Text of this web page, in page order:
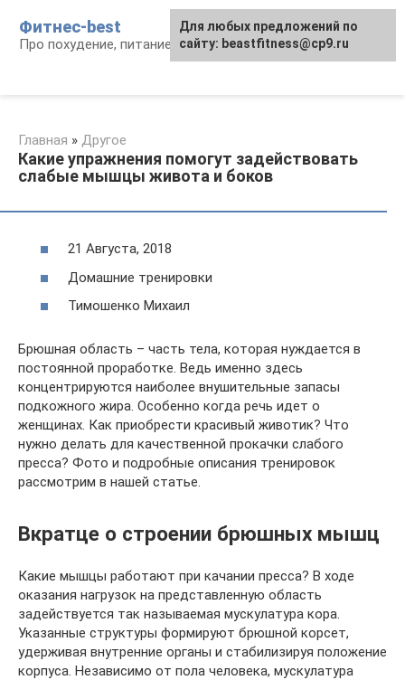
контенту
Фитнес-best
Про похудение, питание и фитнес
Главная » Другое
Какие упражнения помогут задействовать
слабые мышцы живота и боков
21 Августа, 2018
Домашние тренировки
Тимошенко Михаил
Брюшная область – часть тела, которая нуждается в
постоянной проработке. Ведь именно здесь
концентрируются наиболее внушительные запасы
подкожного жира. Особенно когда речь идет о
женщинах. Как приобрести красивый животик? Что
нужно делать для качественной прокачки слабого
пресса? Фото и подробные описания тренировок
рассмотрим в нашей статье.
Вкратце о строении брюшных мышц
Какие мышцы работают при качании пресса? В ходе
оказания нагрузок на представленную область
задействуется так называемая мускулатура кора.
Указанные структуры формируют брюшной корсет,
удерживая внутренние органы и стабилизируя положение
корпуса. Независимо от пола человека, мускулатура
Для любых предложений по
сайту: beastfitness@cp9.ru